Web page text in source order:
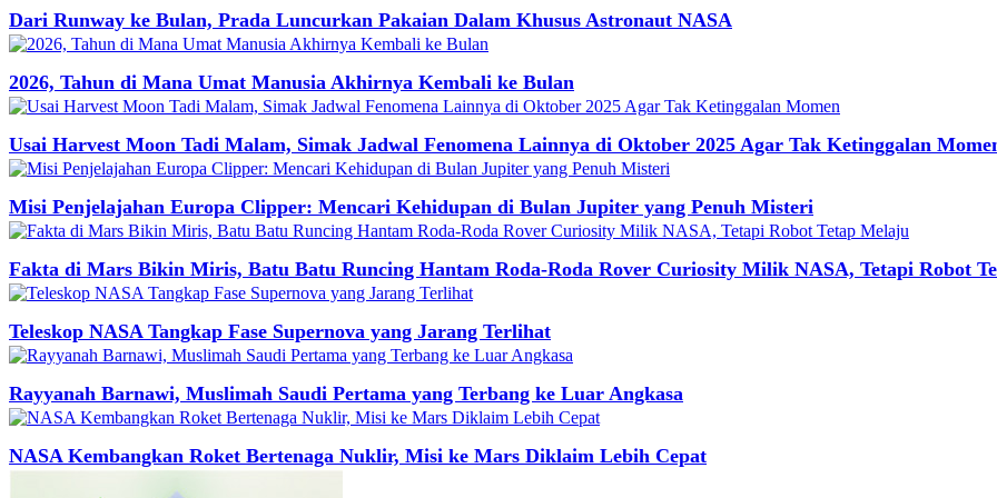
Dari Runway ke Bulan, Prada Luncurkan Pakaian Dalam Khusus Astronaut NASA
2026, Tahun di Mana Umat Manusia Akhirnya Kembali ke Bulan
Usai Harvest Moon Tadi Malam, Simak Jadwal Fenomena Lainnya di Oktober 2025 Agar Tak Ketinggalan
Misi Penjelajahan Europa Clipper: Mencari Kehidupan di Bulan Jupiter yang Penuh Misteri
Fakta di Mars Bikin Miris, Batu Batu Runcing Hantam Roda-Roda Rover Curiosity Milik NASA, Tetapi Robot
Teleskop NASA Tangkap Fase Supernova yang Jarang Terlihat
Rayyanah Barnawi, Muslimah Saudi Pertama yang Terbang ke Luar Angkasa
NASA Kembangkan Roket Bertenaga Nuklir, Misi ke Mars Diklaim Lebih Cepat